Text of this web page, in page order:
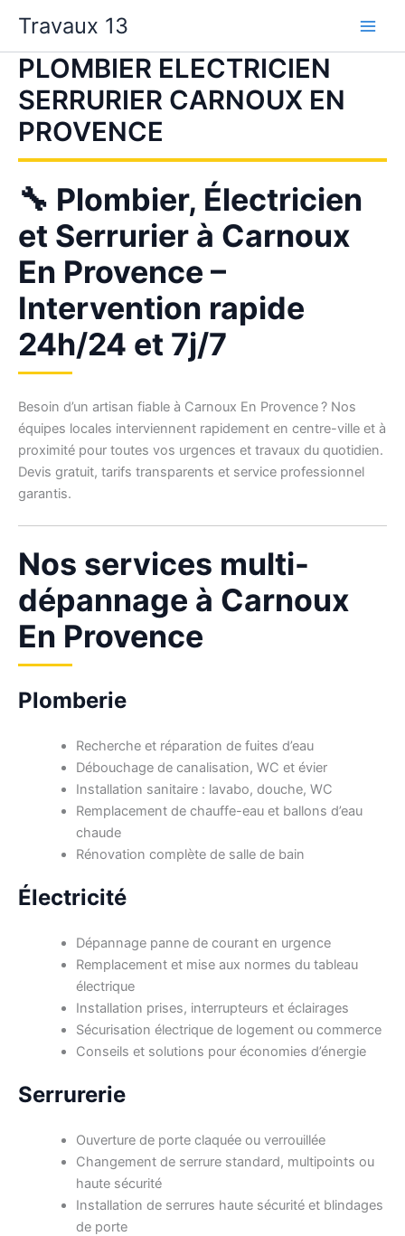
contenu
Travaux 13
PLOMBIER ELECTRICIEN
SERRURIER CARNOUX EN
PROVENCE
🔧 Plombier, Électricien
et Serrurier à Carnoux
En Provence –
Intervention rapide
24h/24 et 7j/7
Besoin d’un artisan fiable à Carnoux En Provence ? Nos
équipes locales interviennent rapidement en centre-ville et à
proximité pour toutes vos urgences et travaux du quotidien.
Devis gratuit, tarifs transparents et service professionnel
garantis.
Nos services multi-
dépannage à Carnoux
En Provence
Plomberie
Recherche et réparation de fuites d’eau
Débouchage de canalisation, WC et évier
Installation sanitaire : lavabo, douche, WC
Remplacement de chauffe-eau et ballons d’eau
chaude
Rénovation complète de salle de bain
Électricité
Dépannage panne de courant en urgence
Remplacement et mise aux normes du tableau
électrique
Installation prises, interrupteurs et éclairages
Sécurisation électrique de logement ou commerce
Conseils et solutions pour économies d’énergie
Serrurerie
Ouverture de porte claquée ou verrouillée
Changement de serrure standard, multipoints ou
haute sécurité
Installation de serrures haute sécurité et blindages
de porte